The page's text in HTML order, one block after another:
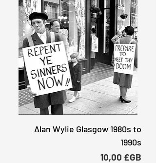
Alan Wylie Glasgow 1980s to
1990s
Prix
10,00 £GB